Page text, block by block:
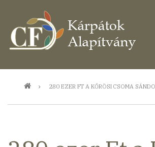
tartalomra
Morzsa280 EZER FT A KŐRÖSI CSOMA